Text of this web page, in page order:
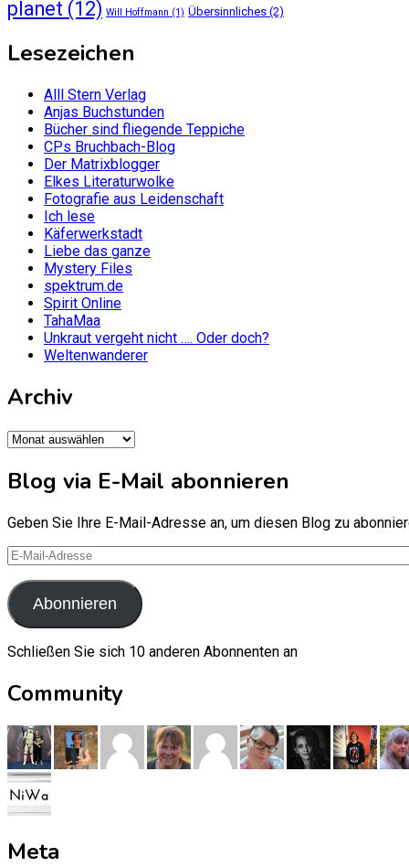
planet (12) Will Hoffmann (1) Übersinnliches (2)
Lesezeichen
Alll Stern Verlag
Anjas Buchstunden
Bücher sind fliegende Teppiche
CPs Bruchbach-Blog
Der Matrixblogger
Elkes Literaturwolke
Fotografie aus Leidenschaft
Ich lese
Käferwerkstadt
Liebe das ganze
Mystery Files
spektrum.de
Spirit Online
TahaMaa
Unkraut vergeht nicht …. Oder doch?
Weltenwanderer
Archiv
Archiv
Blog via E-Mail abonnieren
Geben Sie Ihre E-Mail-Adresse an, um diesen Blog zu
E-
Mail-
Adresse
Abonnieren
Schließen Sie sich 10 anderen Abonnenten an
Community
Meta